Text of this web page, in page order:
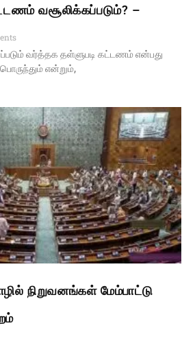
வசூலிக்கப்படும்? –
வர்த்தக தள்ளுபடி கட்டணம் என்பது
என்றும்,
நிறுவனங்கள் மேம்பாட்டு